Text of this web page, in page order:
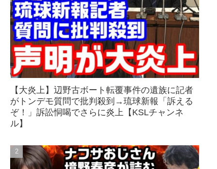
【大炎上】辺野古ボート転覆事件の遺族に記者
がトンデモ質問で批判殺到→琉球新報「訴える
ぞ！」訴訟恫喝でさらに炎上【KSLチャンネ
ル】